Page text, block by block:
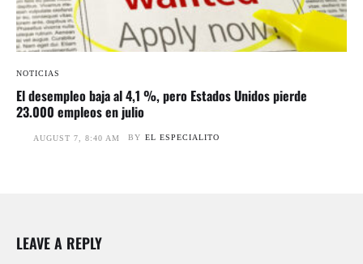
NOTICIAS
El desempleo baja al 4,1 %, pero Estados Unidos pierde
23.000 empleos en julio
AUGUST 7, 8:40 AM BY EL ESPECIALITO
LEAVE A REPLY